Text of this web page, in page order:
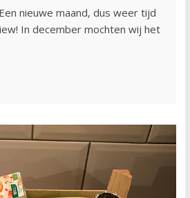
nieuwe maand, dus weer tijd
In december mochten wij het